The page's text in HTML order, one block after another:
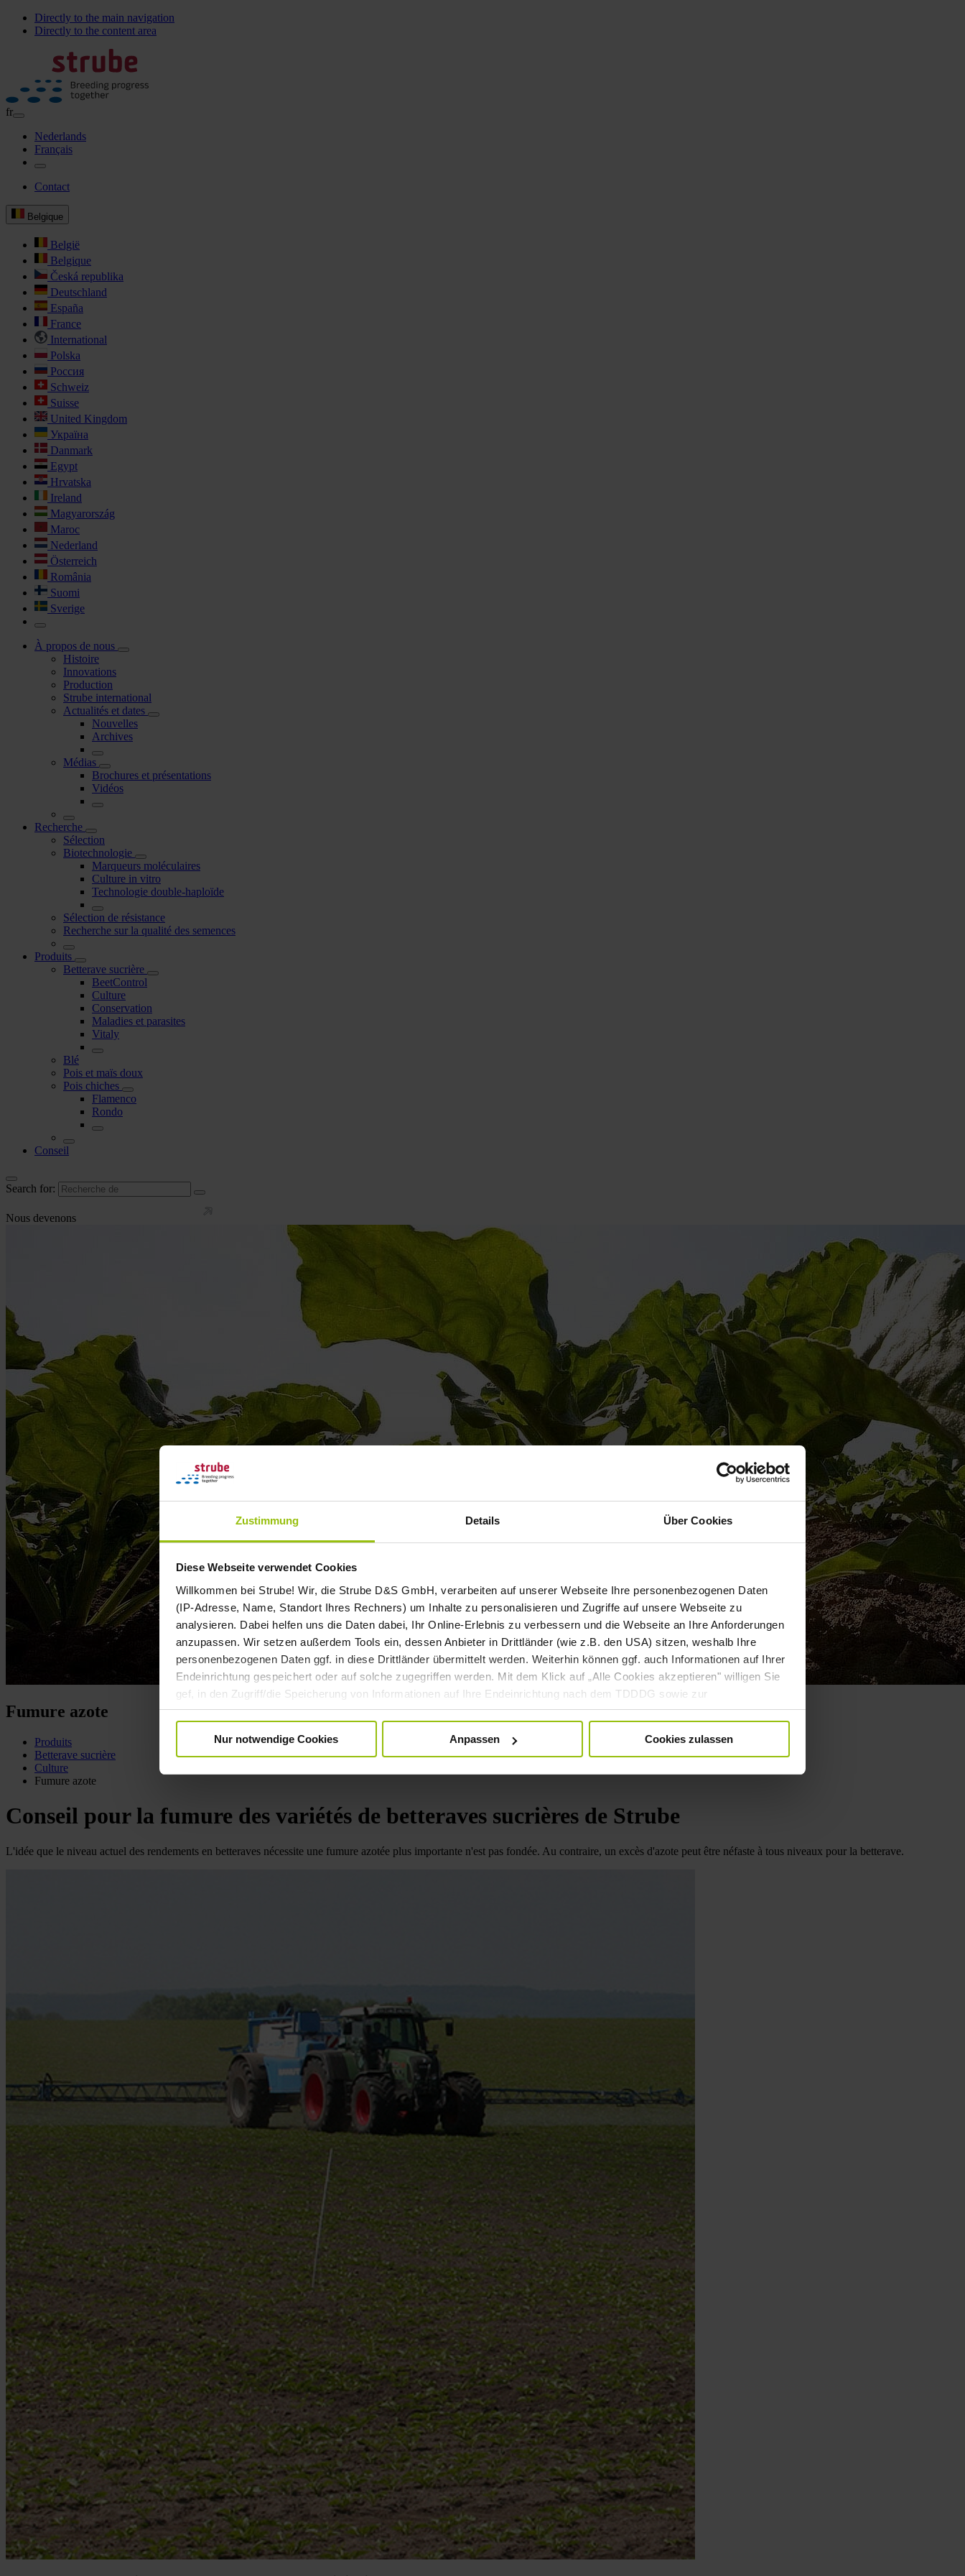
Zustimmung Details Über Cookies
Diese Webseite verwendet Cookies
Willkommen bei Strube! Wir, die Strube D&S GmbH, verarbeiten auf unserer Webseite Ihre personenbezogenen Daten
(IP-Adresse, Name, Standort Ihres Rechners) um Inhalte zu personalisieren und Zugriffe auf unsere Webseite zu
analysieren. Dabei helfen uns die Daten dabei, Ihr Online-Erlebnis zu verbessern und die Webseite an Ihre Anforderungen
anzupassen. Wir setzen außerdem Tools ein, dessen Anbieter in Drittländer (wie z.B. den USA) sitzen, weshalb Ihre
personenbezogenen Daten ggf. in diese Drittländer übermittelt werden. Weiterhin können ggf. auch Informationen auf Ihrer
Endeinrichtung gespeichert oder auf solche zugegriffen werden. Mit dem Klick auf „Alle Cookies akzeptieren" willigen Sie
gef, in den Zugriff/die Speicherung von Informationen auf Ihre Endeinrichtung nach dem TDDDG sowie zur
Datenverarbeitung Ihrer personenbezogenen Daten für die oben genannten Zwecke nach der DSGVO gebündelt ein. Die
Informationen zur Datenverarbeitung mittels Cookies finden Sie in unserer
Datenschutzerklärung.
Nur notwendige Cookies Anpassen Cookies zulassen
Directly to the main navigation
Directly to the content area
fr
Nederlands
Français
Contact
Belgique
België
Belgique
Česká republika
Deutschland
España
France
International
Polska
Россия
Schweiz
Suisse
United Kingdom
Україна
Danmark
Egypt
Hrvatska
Ireland
Magyarország
Maroc
Nederland
Österreich
România
Suomi
Sverige
À propos de nous
Histoire
Innovations
Production
Strube international
Actualités et dates
Nouvelles
Archives
Médias
Brochures et présentations
Vidéos
Recherche
Sélection
Biotechnologie
Marqueurs moléculaires
Culture in vitro
Technologie double-haploïde
Sélection de résistance
Recherche sur la qualité des semences
Produits
Betterave sucrière
BeetControl
Culture
Conservation
Maladies et parasites
Vitaly
Blé
Pois et maïs doux
Pois chiches
Flamenco
Rondo
Conseil
Search for:
Nous devenons
Fumure azote
Produits
Betterave sucrière
Culture
Fumure azote
Conseil pour la fumure des variétés de betteraves sucrières de Strube
L'idée que le niveau actuel des rendements en betteraves nécessite une fumure azotée plus importante n'est pas fondée. Au contraire, un excès d'azote peut être néfaste à tous niveaux pour la betterave.